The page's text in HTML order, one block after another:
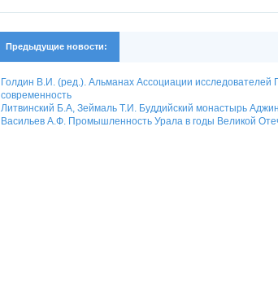
Предыдущие новости:
Голдин В.И. (ред.). Альманах Ассоциации исследователей
современность
Литвинский Б.А, Зеймаль Т.И. Буддийский монастырь
Васильев А.Ф. Промышленность Урала в годы Великой